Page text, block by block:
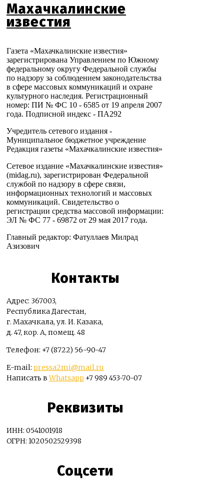
Махачкалинские
известия
Газета «Махачкалинские известия»
зарегистрирована Управлением по Южному
федеральному округу Федеральной службы
по надзору за соблюдением законодательства
в сфере массовых коммуникаций и охране
культурного наследия. Регистрационный
номер: ПИ № ФС 10 - 6585 от 19 апреля 2007
года. Подписной индекс - ПА292
Учредитель сетевого издания -
Муниципальное бюджетное учреждение
Редакция газеты «Махачкалинские известия»
Сетевое издание «Махачкалинские известия»
(midag.ru), зарегистрирован Федеральной
службой по надзору в сфере связи,
информационных технологий и массовых
коммуникаций. Свидетельство о
регистрации средства массовой информации:
ЭЛ № ФС 77 - 69872 от 29 мая 2017 года.
Главный редактор: Фатуллаев Милрад
Азизович
Контакты
Адрес: 367003,
Республика Дагестан,
г. Махачкала, ул. И. Казака,
д. 47, кор. А, помещ. 48
Телефон: +7 (8722) 56-90-47
E-mail: pressa2mi@mail.ru
Написать вWhatsapp +7 989 453-70-07
Реквизиты
ИНН: 0541001918
ОГРН: 1020502529398
Соцсети